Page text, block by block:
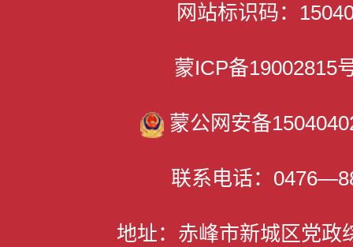
网站标识码：
蒙ICP备
蒙公网安备
联系电话：
地址：赤峰市新城区党政